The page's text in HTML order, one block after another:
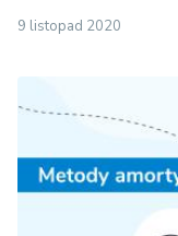
9 listopad 2020